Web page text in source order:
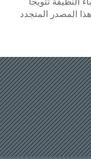
المصدر المتجدد